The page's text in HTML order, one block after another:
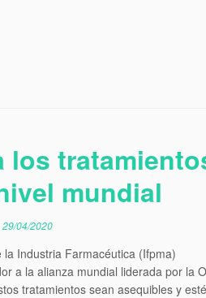
los
mundial
29/04/2020
Industria Farmacéutica (Ifpma)
a la alianza mundial liderada por la
tratamientos sean asequibles y